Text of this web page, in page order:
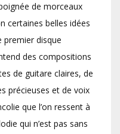
de morceaux
certaines belles idées
premier disque
des compositions
de guitare claires, de
précieuses et de voix
que l’on ressent à
qui n’est pas sans